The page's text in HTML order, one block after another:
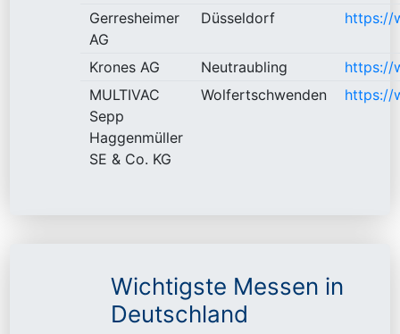
Gerresheimer
AG
Düsseldorf https://
Krones AG Neutraubling
https://
MULTIVAC
Sepp
Haggenmüller
SE & Co. KG
Wolfertschwenden https://
Wichtigste Messen in
Deutschland